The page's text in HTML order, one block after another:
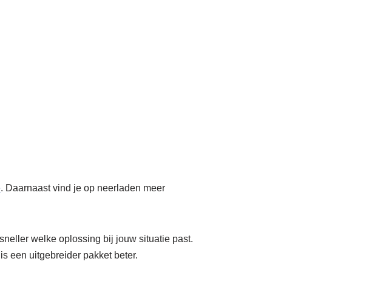
. Daarnaast vind je op neerladen meer
welke oplossing bij jouw situatie past.
een uitgebreider pakket beter.